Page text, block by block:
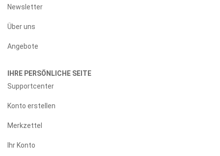
Newsletter
Über uns
Angebote
IHRE PERSÖNLICHE SEITE
Supportcenter
Konto erstellen
Merkzettel
Ihr Konto